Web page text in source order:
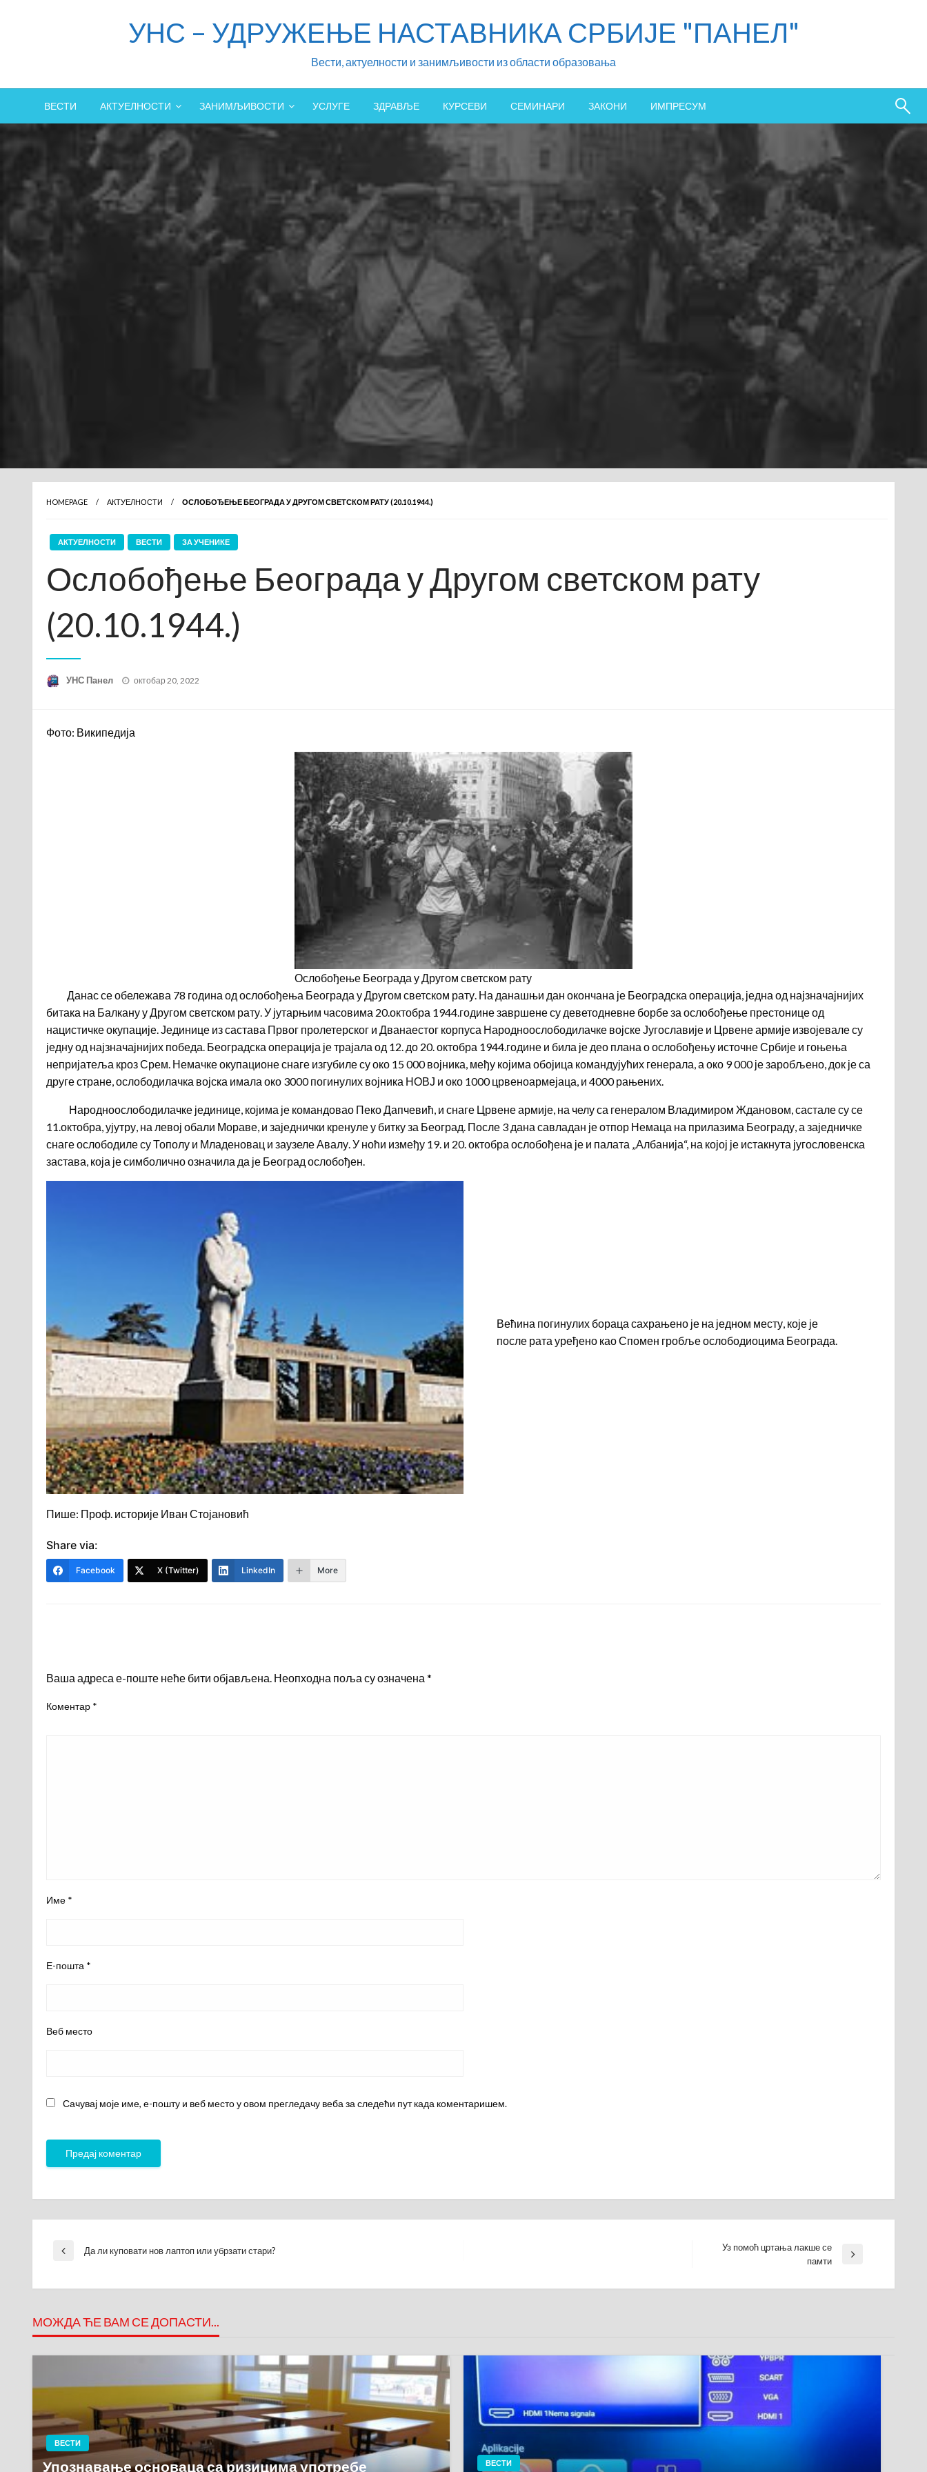
УНС – УДРУЖЕЊЕ НАСТАВНИКА СРБИЈЕ "ПАНЕЛ"
Вести, актуелности и занимљивости из области образовања
ВЕСТИ АКТУЕЛНОСТИ ЗАНИМЉИВОСТИ УСЛУГЕ ЗДРАВЉЕ КУРСЕВИ СЕМИНАРИ ЗАКОНИ ИМПРЕСУМ
HOMEPAGE АКТУЕЛНОСТИ ОСЛОБОЂЕЊЕ БЕОГРАДА У ДРУГОМ СВЕТСКОМ РАТУ (20.10.1944.)
АКТУЕЛНОСТИ ВЕСТИ ЗА УЧЕНИКЕ
Ослобођење Београда у Другом светском рату
(20.10.1944.)
УНС Панел
Posted
октобар 20, 2022
Фото: Википедија
Ослобођење Београда у Другом светском рату
Данас се обележава 78 година од ослобођења Београда у Другом светском рату. На данашњи дан окончана је Београдска операција, једна од најзначајнијих
битака на Балкану у Другом светском рату. У јутарњим часовима 20.октобра 1944.године завршене су деветодневне борбе за ослобођење престонице од
нацистичке окупације. Јединице из састава Првог пролетерског и Дванаестог корпуса Народноослободилачке војске Југославије и Црвене армије извојевале су
једну од најзначајнијих победа. Београдска операција је трајала од 12. до 20. октобра 1944.године и била је део плана о ослобођењу источне Србије и гоњења
непријатеља кроз Срем. Немачке окупационе снаге изгубиле су око 15 000 војника, међу којима обојица командујућих генерала, а око 9 000 је заробљено, док је са
друге стране, ослободилачка војска имала око 3000 погинулих војника НОВЈ и око 1000 црвеноармејаца, и 4000 рањених.
Народноослободилачке јединице, којима је командовао Пеко Дапчевић, и снаге Црвене армије, на челу са генералом Владимиром Ждановом, састале су се
11.октобра, ујутру, на левој обали Мораве, и заједнички кренуле у битку за Београд. После 3 дана савладан је отпор Немаца на прилазима Београду, а заједничке
снаге ослободиле су Тополу и Младеновац и заузеле Авалу. У ноћи између 19. и 20. октобра ослобођена је и палата „Албанија“, на којој је истакнута југословенска
застава, која је симболично означила да је Београд ослобођен.
Већина погинулих бораца сахрањено је на једном месту, које је
после рата уређено као Спомен гробље ослободиоцима Београда.
Пише: Проф. историје Иван Стојановић
Share via:
Facebook X (Twitter) LinkedIn More
Ваша адреса е-поште неће бити објављена. Неопходна поља су означена *
Коментар *
Име *
Е-пошта *
Веб место
Сачувај моје име, е-пошту и веб место у овом прегледачу веба за следећи пут када коментаришем.
Кретање
чланка
Previous
Да ли куповати нов лаптоп или убрзати стари?
Уз помоћ цртања лакше се
памти
МОЖДА ЋЕ ВАМ СЕ ДОПАСТИ...
ВЕСТИ
Упознавање основаца са ризицима употребе ВЕСТИ